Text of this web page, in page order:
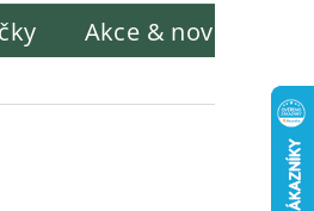
Akce & novinky